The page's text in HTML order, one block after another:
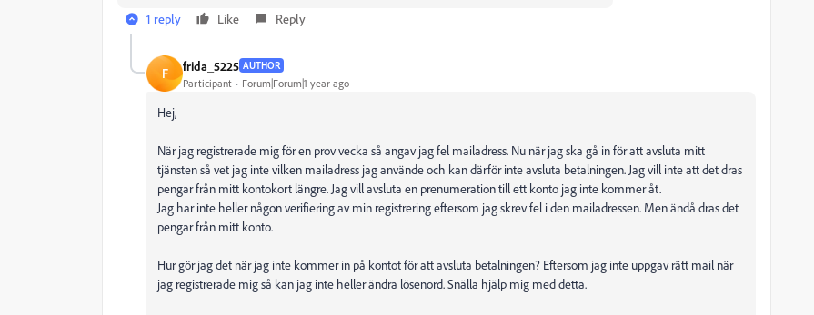
1 reply
Like Reply
F frida_5225 AUTHOR
Participant Forum|Forum|1 year ago
Hej,
När jag registrerade mig för en prov vecka så angav jag fel mailadress. Nu när jag ska gå in för att avsluta mitt
tjänsten så vet jag inte vilken mailadress jag använde och kan därför inte avsluta betalningen. Jag vill inte att det dras
pengar från mitt kontokort längre. Jag vill avsluta en prenumeration till ett konto jag inte kommer åt.
Jag har inte heller någon verifiering av min registrering eftersom jag skrev fel i den mailadressen. Men ändå dras det
pengar från mitt konto.
Hur gör jag det när jag inte kommer in på kontot för att avsluta betalningen? Eftersom jag inte uppgav rätt mail när
jag registrerade mig så kan jag inte heller ändra lösenord. Snälla hjälp mig med detta.